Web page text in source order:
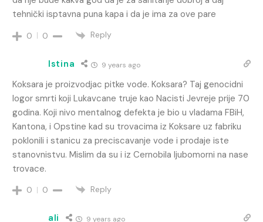
tehnički isptavna puna kapa i da je ima za ove pare
0 0 Reply
Istina 9 years ago
Koksara je proizvodjac pitke vode. Koksara? Taj genocidni
logor smrti koji Lukavcane truje kao Nacisti Jevreje prije 70
godina. Koji nivo mentalnog defekta je bio u vladama FBiH,
Kantona, i Opstine kad su trovacima iz Koksare uz fabriku
poklonili i stanicu za preciscavanje vode i prodaje iste
stanovnistvu. Mislim da su i iz Cernobila ljubomorni na nase
trovace.
0 0 Reply
ali 9 years ago